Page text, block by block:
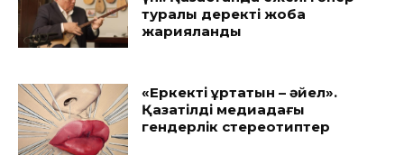
туралы деректі жоба
жарияланды
«Еркекті құртатын – әйел».
Қазақтілді медиадағы
гендерлік стереотиптер